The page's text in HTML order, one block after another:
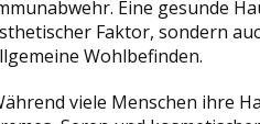
Eine gesunde
Faktor, sondern
Wohlbefinden.
viele Menschen ihre